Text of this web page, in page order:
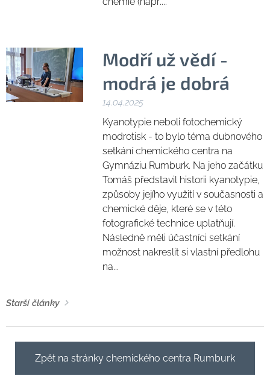
Modří už vědí -
modrá je dobrá
14.04.2025
Kyanotypie neboli fotochemický
modrotisk - to bylo téma dubnového
setkání chemického centra na
Gymnáziu Rumburk. Na jeho začátku
Tomáš představil historii kyanotypie,
způsoby jejího využití v současnosti a
chemické děje, které se v této
fotografické technice uplatňují.
Následně měli účastníci setkání
možnost nakreslit si vlastní předlohu
na...
Starší články
Zpět na stránky chemického centra Rumburk